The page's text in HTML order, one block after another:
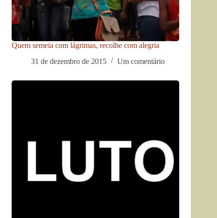
Quem semeia com lágrimas, recolhe com alegria
31 de dezembro de 2015
Um comentário